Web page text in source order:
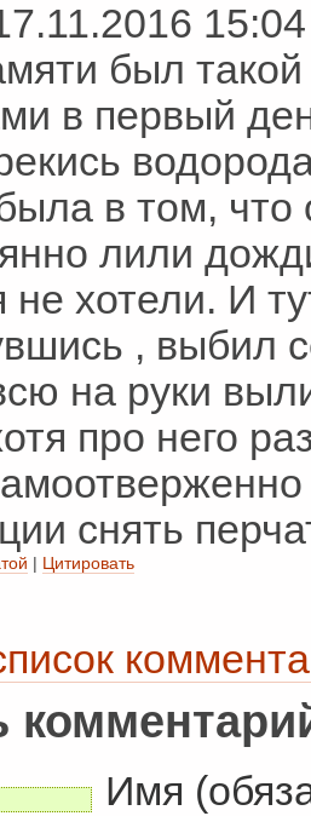
15:04
был
в первый
в том, что
лили
не хотели. И
, выбил
на руки
про него
снять
| Цитировать
Имя